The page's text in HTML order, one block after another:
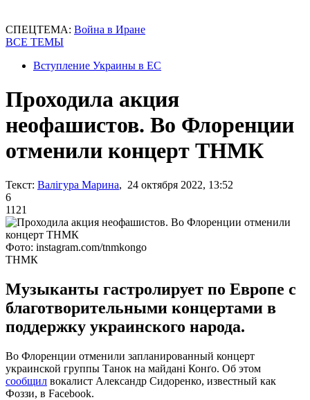
СПЕЦТЕМА: Война в Иране
ВСЕ ТЕМЫ
Вступление Украины в ЕС
Проходила акция
неофашистов. Во Флоренции
отменили концерт ТНМК
Текст: Валігура Марина, 24 октября 2022, 13:52
6
1121
Фото: instagram.com/tnmkongo
ТНМК
Музыканты гастролирует по Европе с
благотворительными концертами в
поддержку украинского народа.
Во Флоренции отменили запланированный концерт
украинской группы Танок на майдані Конґо. Об этом
сообщил вокалист Александр Сидоренко, известный как
Фоззи, в Facebook.